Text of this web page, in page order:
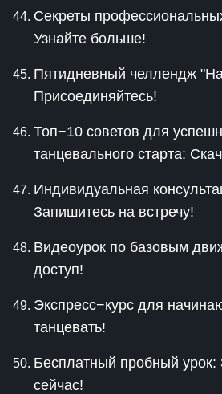
Секреты
Узнайте больше!
Пятидневный челлендж
Присоединяйтесь!
Топ−10 советов для
танцевального старта:
Индивидуальная
Запишитесь на встречу!
Видеоурок по базовым
доступ!
Экспресс−курс для
танцевать!
Бесплатный пробный урок:
сейчас!